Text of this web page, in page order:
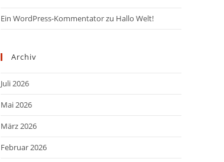
Ein WordPress-Kommentatorzu Hallo Welt!
Archiv
Juli 2026
Mai 2026
März 2026
Februar 2026